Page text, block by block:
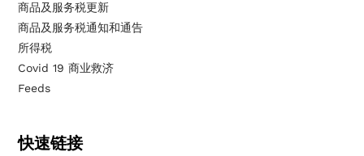
商品及服务税更新
商品及服务税通知和通告
所得税
Covid 19 商业救济
Feeds
快速链接